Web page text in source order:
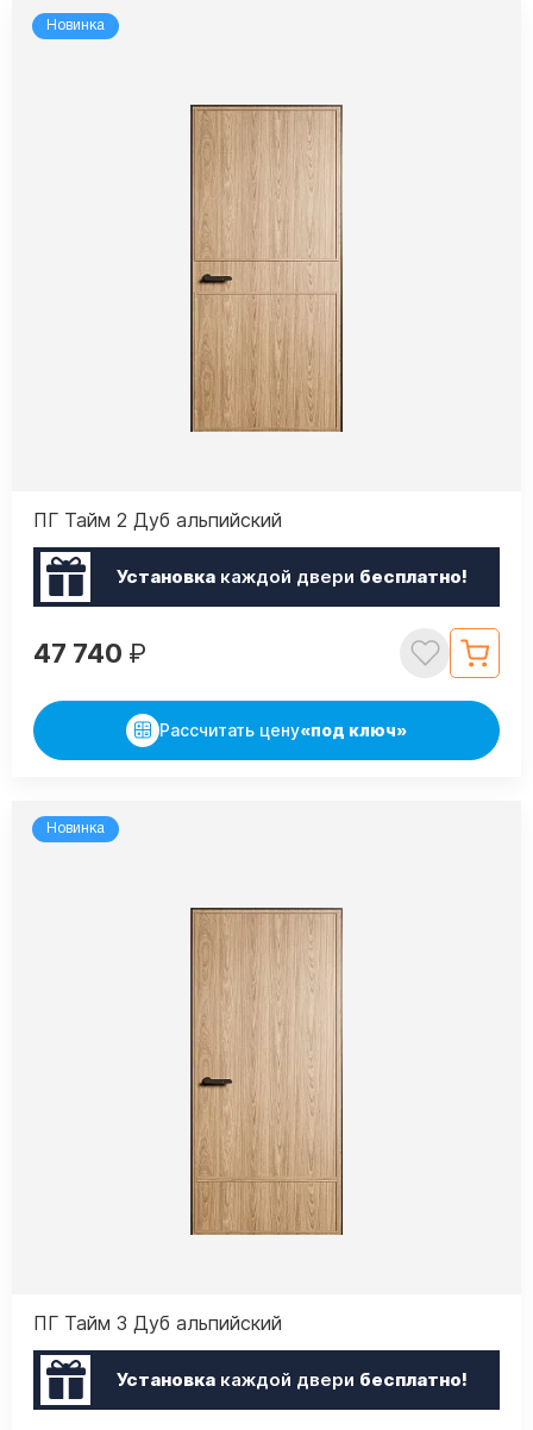
Новинка
ПГ Тайм 2 Дуб альпийский
Установкакаждой двери бесплатно!
47 740 ₽
Рассчитать цену«под ключ»
Новинка
ПГ Тайм 3 Дуб альпийский
Установкакаждой двери бесплатно!